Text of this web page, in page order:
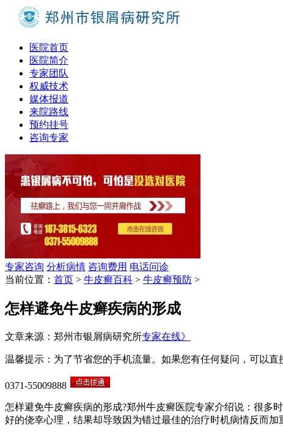
医院首页
医院简介
专家团队
权威技术
媒体报道
来院路线
预约挂号
咨询专家
专家咨询 分析病情 咨询费用 电话问诊
当前位置： 首页 > 牛皮癣百科 > 牛皮癣预防 >
怎样避免牛皮癣疾病的形成
文章来源：郑州市银屑病研究所专家在线》
温馨提示：为了节省您的手机流量。如果您有任何疑问，可以直
0371-55009888
怎样避免牛皮癣疾病的形成?郑州牛皮癣医院专家介绍说：很多
好的侥幸心理，结果却导致因为错过最佳的治疗时机病情反而加